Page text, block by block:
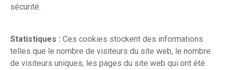
sécurité.
Statistiques : Ces cookies stockent des informations
telles que le nombre de visiteurs du site web, le nombre
de visiteurs uniques, les pages du site web qui ont été